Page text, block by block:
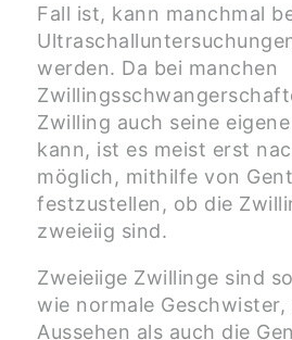
Fall ist, kann manchmal
werden. Da bei manchen
Zwilling auch seine
kann, ist es meist erst
möglich, mithilfe von
festzustellen, ob die
zweieiig sind.
Zweieiige Zwillinge sind
wie normale
Aussehen als auch die